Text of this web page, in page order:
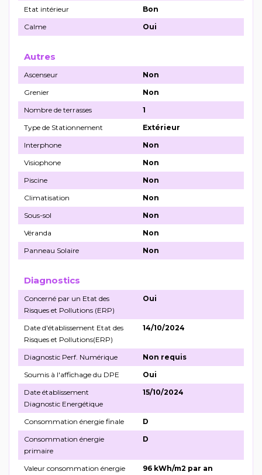
Etat intérieur
Bon
Calme
Oui
Autres
Ascenseur
Non
Grenier
Non
Nombre de terrasses
1
Type de Stationnement
Extérieur
Interphone
Non
Visiophone
Non
Piscine
Non
Climatisation
Non
Sous-sol
Non
Véranda
Non
Panneau Solaire
Non
Diagnostics
Concerné par un Etat des
Risques et Pollutions (ERP)
Oui
Date d'établissement Etat des
Risques et Pollutions(ERP)
14/10/2024
Diagnostic Perf. Numérique
Non requis
Soumis à l'affichage du DPE
Oui
Date établissement
Diagnostic Energétique
15/10/2024
Consommation énergie finale
D
Consommation énergie
primaire
D
Valeur consommation énergie
96 kWh/m2 par an